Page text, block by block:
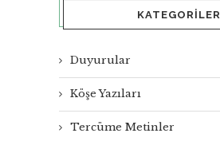
KATEGORILER
Duyurular
Köşe Yazıları
Tercüme Metinler